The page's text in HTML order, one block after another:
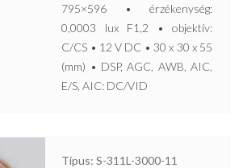
795×596 • érzékenység:
0,0003 lux F1,2 • objektív:
C/CS • 12 V DC • 30 x 30 x 55
(mm) • DSP, AGC, AWB, AIC,
E/S, AIC: DC/VID
Típus: S-311L-3000-11